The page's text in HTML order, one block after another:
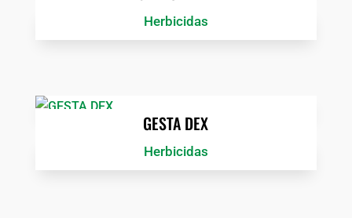
Herbicidas
GESTA DEX
Herbicidas